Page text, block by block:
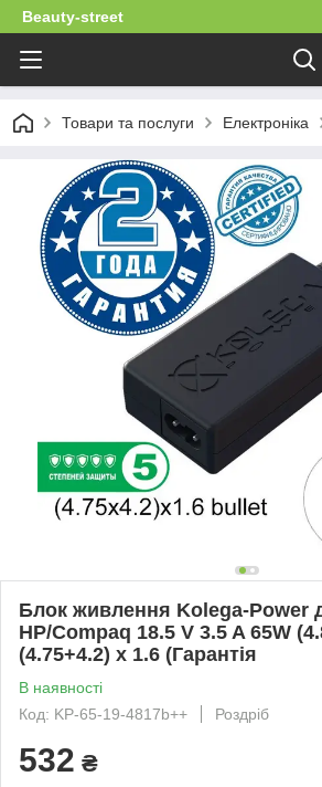
Beauty-street
Товари та послуги Електроніка
Блок живлення Kolega-Power
HP/Compaq 18.5 V 3.5 A 65W
(4.75+4.2) x 1.6 (Гарантія
В наявності
Код: KP-65-19-4817b++
Роздріб
532 ₴